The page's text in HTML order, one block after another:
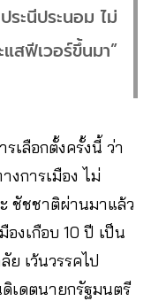
ะนีประนอม ไม่
สฟีเวอร์ขึ้นมา”
เลือกตั้งครั้งนี้ ว่า
งการเมือง ไม่
ชัชชาติผ่านมาแล้ว
งเกือบ 10 ปี เป็น
เว้นวรรคไป
เดตนายกรัฐมนตรี